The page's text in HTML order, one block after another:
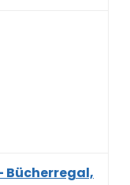
Bücherregal,